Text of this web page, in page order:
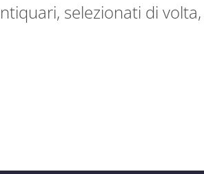
selezionati di volta,